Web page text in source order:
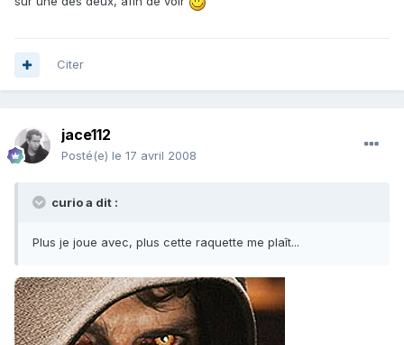
Citer
jace112
Posté(e) le 17 avril 2008
curio a dit :
Plus je joue avec, plus cette raquette me plaît...